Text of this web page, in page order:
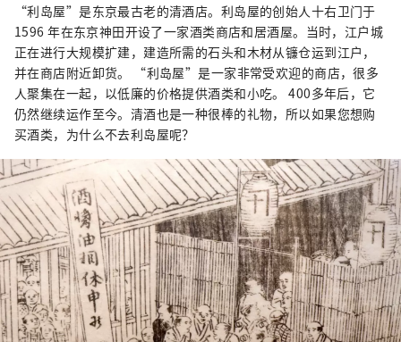
“利岛屋”是东京最古老的清酒店。利岛屋的创始人十右卫门于
1596 年在东京神田开设了一家酒类商店和居酒屋。当时，江户城
正在进行大规模扩建，建造所需的石头和木材从镰仓运到江户，
并在商店附近卸货。 “利岛屋”是一家非常受欢迎的商店，很多
人聚集在一起，以低廉的价格提供酒类和小吃。 400多年后，它
仍然继续运作至今。清酒也是一种很棒的礼物，所以如果您想购
买酒类，为什么不去利岛屋呢？